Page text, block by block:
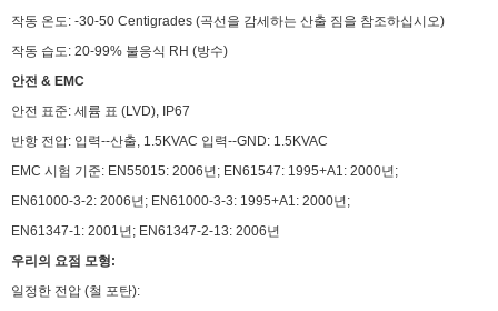
작동 온도: -30-50 Centigrades (곡선을 감세하는 산출 짐을 참조하십시오)
작동 습도: 20-99% 불응식 RH (방수)
안전 & EMC
안전 표준: 세륨 표 (LVD), IP67
반항 전압: 입력--산출, 1.5KVAC 입력--GND: 1.5KVAC
EMC 시험 기준: EN55015: 2006년; EN61547: 1995+A1: 2000년;
EN61000-3-2: 2006년; EN61000-3-3: 1995+A1: 2000년;
EN61347-1: 2001년; EN61347-2-13: 2006년
우리의 요점 모형:
일정한 전압 (철 포탄):